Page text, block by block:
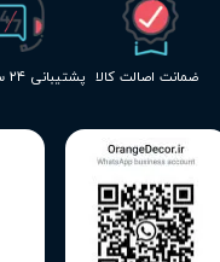
پشتیبانی ۲۴ ساعته ضمانت اصالت کالا